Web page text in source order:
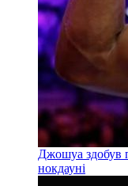
Джошуа здобув
нокдауні